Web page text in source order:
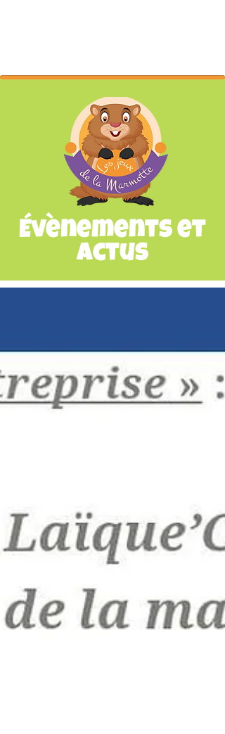
Évènements et
Actus